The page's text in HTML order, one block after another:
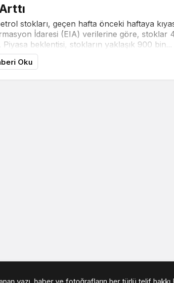
stokları, geçen hafta önceki haftaya
İdaresi (EIA) verilerine göre, stoklar
beklentisi, stokların yaklaşık 900 bin...
Oku